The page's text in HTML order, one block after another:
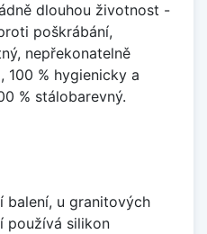
dlouhou životnost -
poškrábání,
nepřekonatelně
100 % hygienicky a
% stálobarevný.
balení, u granitových
používá silikon